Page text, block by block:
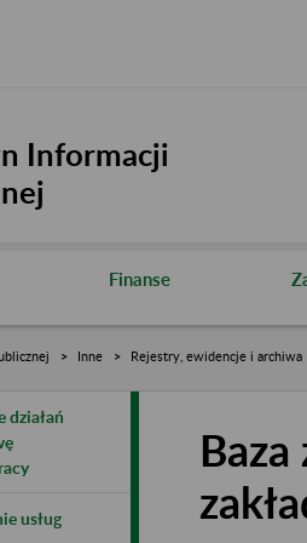
Informacji
Finanse
Inne Rejestry, ewidencje i archiwa
działań
usług